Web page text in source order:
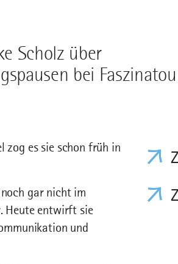
Scholz über
bei
zog es sie schon früh in
gar nicht im
Heute entwirft sie
und